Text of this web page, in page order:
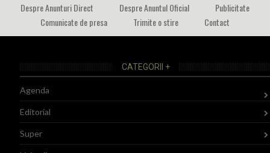
Despre Anunturi Direct
Despre Anuntul Oficial
Publicitate
Comunicate de presa
Trimite o stire Contact
CATEGORII +
Agenda
Editorial
Super